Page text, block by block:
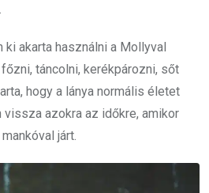
ki akarta használni a Mollyval
táncolni, kerékpározni, sőt
hogy a lánya normális életet
vissza azokra az időkre, amikor
járt.